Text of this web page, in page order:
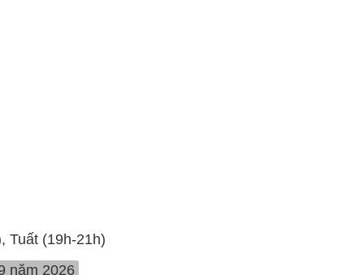
Tuất (19h-21h)
năm 2026